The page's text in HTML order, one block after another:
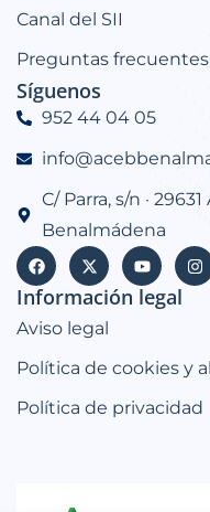
Canal del SII
Preguntas frecuentes
Síguenos
952 44 04 05
C/ Parra, s/n ·
Benalmádena
Información legal
Aviso legal
Política de cookies y
Política de privacidad